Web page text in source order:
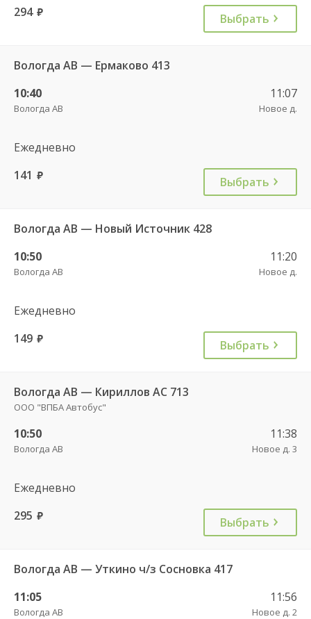
294 руб. Выбрать
Вологда АВ — Ермаково 413
10:40
Вологда АВ
11:07
Новое д.
Ежедневно
141 руб. Выбрать
Вологда АВ — Новый Источник 428
10:50
Вологда АВ
11:20
Новое д.
Ежедневно
149 руб. Выбрать
Вологда АВ — Кириллов АС 713
ООО "ВПБА Автобус"
10:50
Вологда АВ
11:38
Новое д. 3
Ежедневно
295 руб. Выбрать
Вологда АВ — Уткино ч/з Сосновка 417
11:05
Вологда АВ
11:56
Новое д. 2